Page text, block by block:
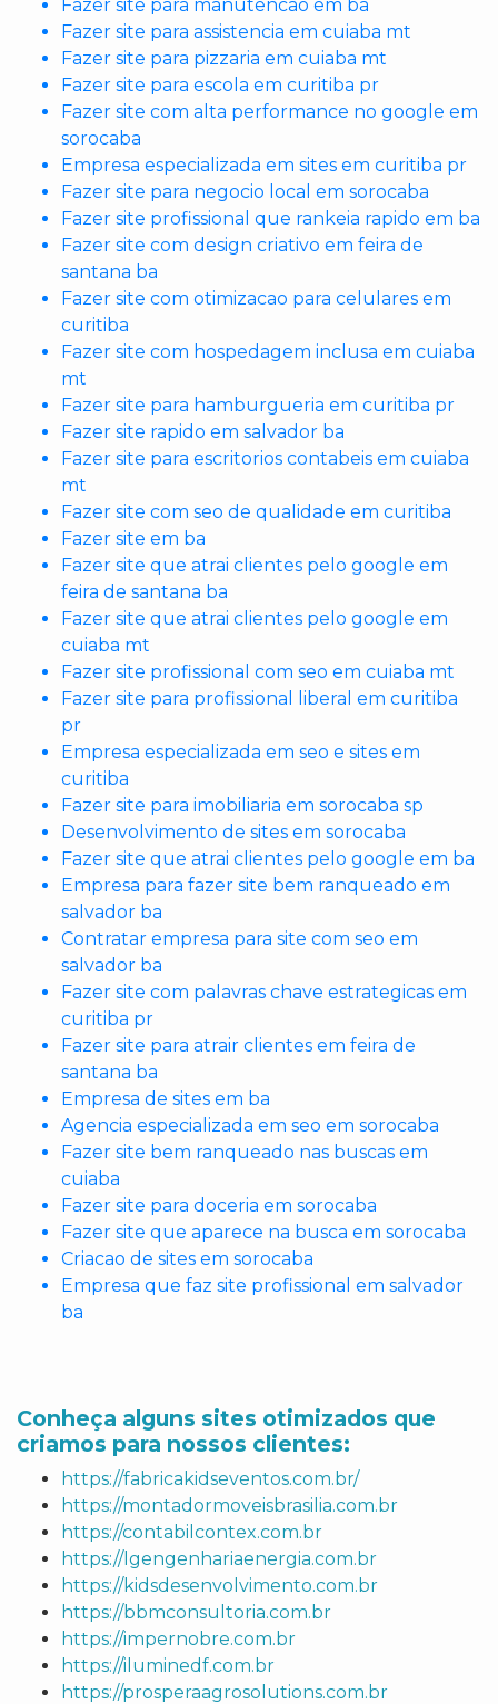
Fazer site para manutencao em ba
Fazer site para assistencia em cuiaba mt
Fazer site para pizzaria em cuiaba mt
Fazer site para escola em curitiba pr
Fazer site com alta performance no google em
sorocaba
Empresa especializada em sites em curitiba pr
Fazer site para negocio local em sorocaba
Fazer site profissional que rankeia rapido em ba
Fazer site com design criativo em feira de
santana ba
Fazer site com otimizacao para celulares em
curitiba
Fazer site com hospedagem inclusa em cuiaba
mt
Fazer site para hamburgueria em curitiba pr
Fazer site rapido em salvador ba
Fazer site para escritorios contabeis em cuiaba
mt
Fazer site com seo de qualidade em curitiba
Fazer site em ba
Fazer site que atrai clientes pelo google em
feira de santana ba
Fazer site que atrai clientes pelo google em
cuiaba mt
Fazer site profissional com seo em cuiaba mt
Fazer site para profissional liberal em curitiba
pr
Empresa especializada em seo e sites em
curitiba
Fazer site para imobiliaria em sorocaba sp
Desenvolvimento de sites em sorocaba
Fazer site que atrai clientes pelo google em ba
Empresa para fazer site bem ranqueado em
salvador ba
Contratar empresa para site com seo em
salvador ba
Fazer site com palavras chave estrategicas em
curitiba pr
Fazer site para atrair clientes em feira de
santana ba
Empresa de sites em ba
Agencia especializada em seo em sorocaba
Fazer site bem ranqueado nas buscas em
cuiaba
Fazer site para doceria em sorocaba
Fazer site que aparece na busca em sorocaba
Criacao de sites em sorocaba
Empresa que faz site profissional em salvador
ba
Conheça alguns sites otimizados que
criamos para nossos clientes:
https://fabricakidseventos.com.br/
https://montadormoveisbrasilia.com.br
https://contabilcontex.com.br
https://lgengenhariaenergia.com.br
https://kidsdesenvolvimento.com.br
https://bbmconsultoria.com.br
https://impernobre.com.br
https://iluminedf.com.br
https://prosperaagrosolutions.com.br